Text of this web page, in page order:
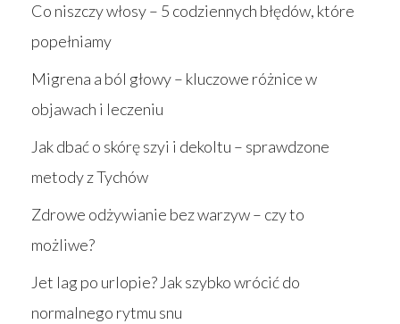
Co niszczy włosy – 5 codziennych błędów, które
popełniamy
Migrena a ból głowy – kluczowe różnice w
objawach i leczeniu
Jak dbać o skórę szyi i dekoltu – sprawdzone
metody z Tychów
Zdrowe odżywianie bez warzyw – czy to
możliwe?
Jet lag po urlopie? Jak szybko wrócić do
normalnego rytmu snu